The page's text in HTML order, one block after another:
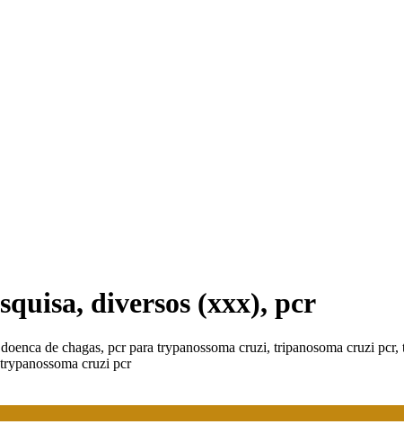
diversos (xxx), pcr
de chagas, pcr para trypanossoma cruzi, tripanosoma cruzi
cruzi pcr